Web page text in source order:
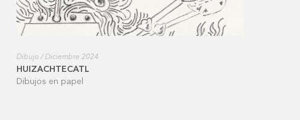
Dibujo / Diciembre 2024
HUIZACHTECATL
Dibujos en papel